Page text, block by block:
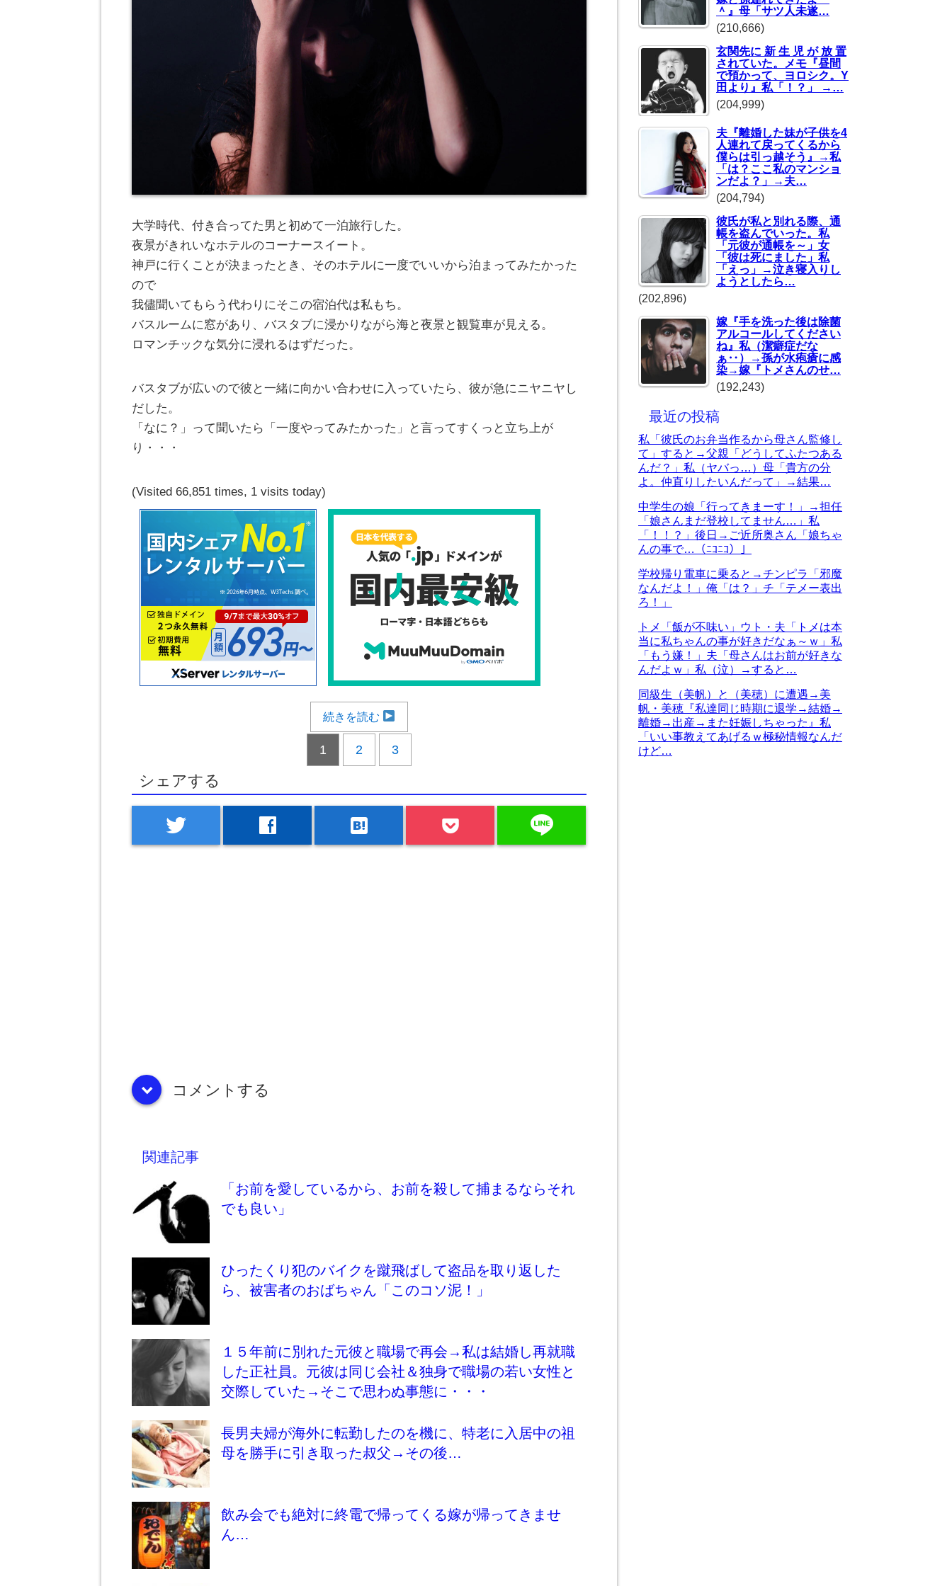
大学時代、付き合ってた男と初めて一泊旅行した。
夜景がきれいなホテルのコーナースイート。
神戸に行くことが決まったとき、そのホテルに一度でいいから泊まってみたかった
ので
我儘聞いてもらう代わりにそこの宿泊代は私もち。
バスルームに窓があり、バスタブに浸かりながら海と夜景と観覧車が見える。
ロマンチックな気分に浸れるはずだった。
バスタブが広いので彼と一緒に向かい合わせに入っていたら、彼が急にニヤニヤし
だした。
「なに？」って聞いたら「一度やってみたかった」と言ってすくっと立ち上が
り・・・
(Visited 66,851 times, 1 visits today)
続きを読む
1 2 3
シェアする
twitter facebook hatenabookmark line
down コメントする
関連記事
「お前を愛しているから、お前を殺して捕まるならそれ
でも良い」
ひったくり犯のバイクを蹴飛ばして盗品を取り返した
ら、被害者のおばちゃん「このコソ泥！」
１５年前に別れた元彼と職場で再会→私は結婚し再就職
した正社員。元彼は同じ会社＆独身で職場の若い女性と
交際していた→そこで思わぬ事態に・・・
長男夫婦が海外に転勤したのを機に、特老に入居中の祖
母を勝手に引き取った叔父→その後…
飲み会でも絶対に終電で帰ってくる嫁が帰ってきませ
ん…
＾』母「サツ人未遂…
(210,666)
玄関先に 新 生 児 が 放 置
されていた。メモ『昼間
で預かって、ヨロシク。Y
田より』私「！？」 →…
(204,999)
夫『離婚した妹が子供を4
人連れて戻ってくるから
僕らは引っ越そう』→私
「は？ここ私のマンショ
ンだよ？」→夫…
(204,794)
彼氏が私と別れる際、通
帳を盗んでいった。私
「元彼が通帳を～」女
「彼は死にました」私
「えっ」→泣き寝入りし
ようとしたら…
(202,896)
嫁『手を洗った後は除菌
アルコールしてください
ね』私（潔癖症だな
ぁ‥）→孫が水疱瘡に感
染→嫁『トメさんのせ…
(192,243)
最近の投稿
私「彼氏のお弁当作るから母さん監修し
て」すると→父親「どうしてふたつある
んだ？」私（ヤバっ…）母「貴方の分
よ。仲直りしたいんだって」→結果…
中学生の娘「行ってきまーす！」→担任
「娘さんまだ登校してません…」私
「！！？」後日→ご近所奥さん「娘ちゃ
んの事で…（ﾆｺﾆｺ）」
学校帰り電車に乗ると→チンピラ「邪魔
なんだよ！」俺「は？」チ「テメー表出
ろ！」
トメ「飯が不味い」ウト・夫「トメは本
当に私ちゃんの事が好きだなぁ～ｗ」私
「もう嫌！」夫「母さんはお前が好きな
んだよｗ」私（泣）→すると…
同級生（美帆）と（美穂）に遭遇→美
帆・美穂『私達同じ時期に退学→結婚→
離婚→出産→また妊娠しちゃった』私
「いい事教えてあげるｗ極秘情報なんだ
けど…